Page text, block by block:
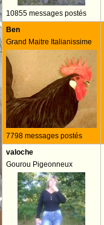
10855 messages postés
Ben
Grand Maitre Italianissime
7798 messages postés
valoche
Gourou Pigeonneux